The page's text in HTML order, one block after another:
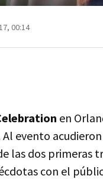
00:14
en
Al evento
las dos
con el